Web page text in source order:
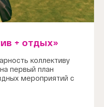
+ отдых»
коллективу
первый план
мероприятий с